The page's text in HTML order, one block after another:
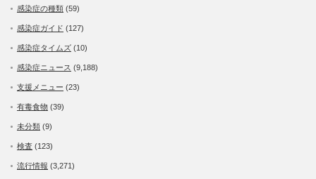
感染症の種類 (59)
感染症ガイド (127)
感染症タイムズ (10)
感染症ニュース (9,188)
支援メニュー (23)
有毒食物 (39)
未分類 (9)
検査 (123)
流行情報 (3,271)